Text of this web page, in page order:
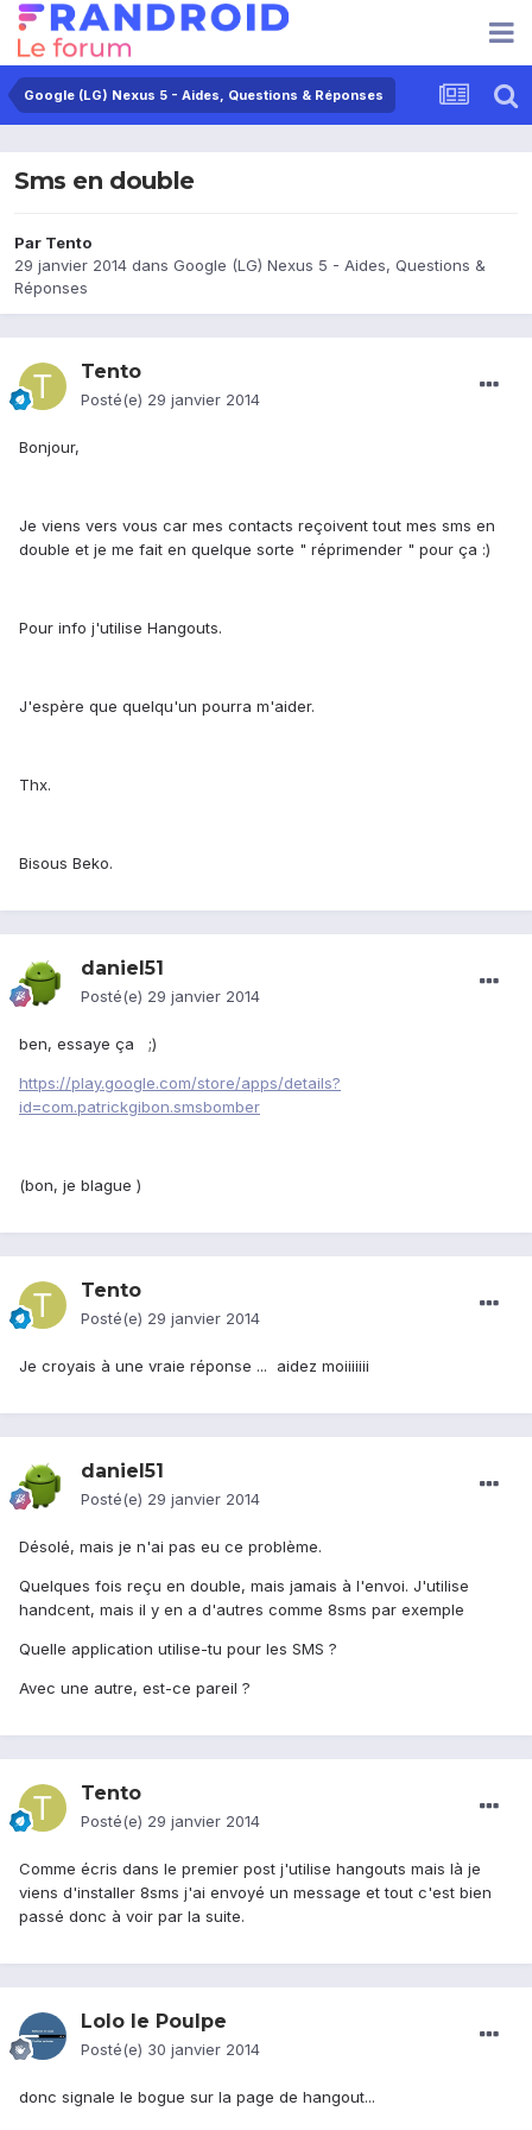
Google (LG) Nexus 5 - Aides, Questions & Réponses
Sms en double
Par Tento
29 janvier 2014 dans Google (LG) Nexus 5 - Aides, Questions &
Réponses
Tento
Posté(e) 29 janvier 2014
Bonjour,
Je viens vers vous car mes contacts reçoivent tout mes sms en
double et je me fait en quelque sorte " réprimender " pour ça :)
Pour info j'utilise Hangouts.
J'espère que quelqu'un pourra m'aider.
Thx.
Bisous Beko.
daniel51
Posté(e) 29 janvier 2014
ben, essaye ça ;)
https://play.google.com/store/apps/details?
id=com.patrickgibon.smsbomber
(bon, je blague )
Tento
Posté(e) 29 janvier 2014
Je croyais à une vraie réponse ... aidez moiiiiiii
daniel51
Posté(e) 29 janvier 2014
Désolé, mais je n'ai pas eu ce problème.
Quelques fois reçu en double, mais jamais à l'envoi. J'utilise
handcent, mais il y en a d'autres comme 8sms par exemple
Quelle application utilise-tu pour les SMS ?
Avec une autre, est-ce pareil ?
Tento
Posté(e) 29 janvier 2014
Comme écris dans le premier post j'utilise hangouts mais là je
viens d'installer 8sms j'ai envoyé un message et tout c'est bien
passé donc à voir par la suite.
Lolo le Poulpe
Posté(e) 30 janvier 2014
donc signale le bogue sur la page de hangout...